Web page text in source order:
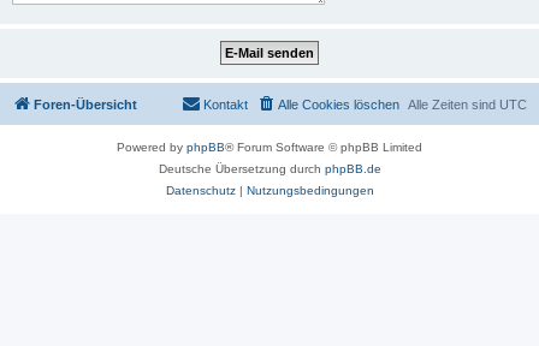
Foren-Übersicht Alle Zeiten sind UTC
Alle Cookies löschen
Kontakt
Powered by phpBB® Forum Software © phpBB Limited
Deutsche Übersetzung durch phpBB.de
Datenschutz| Nutzungsbedingungen